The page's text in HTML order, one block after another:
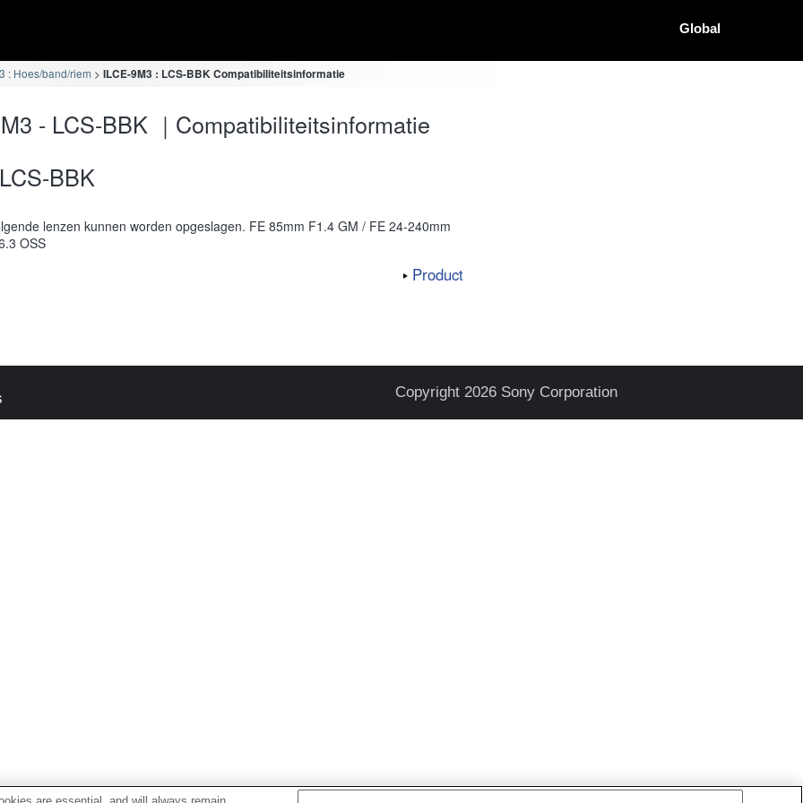
Global
: Hoes/band/riem ILCE-9M3 : LCS-BBK Compatibiliteitsinformatie
- LCS-BBK ｜Compatibiliteitsinformatie
LCS-BBK
lenzen kunnen worden opgeslagen. FE 85mm F1.4 GM / FE 24-240mm
OSS
Product
Copyright 2026 Sony Corporation